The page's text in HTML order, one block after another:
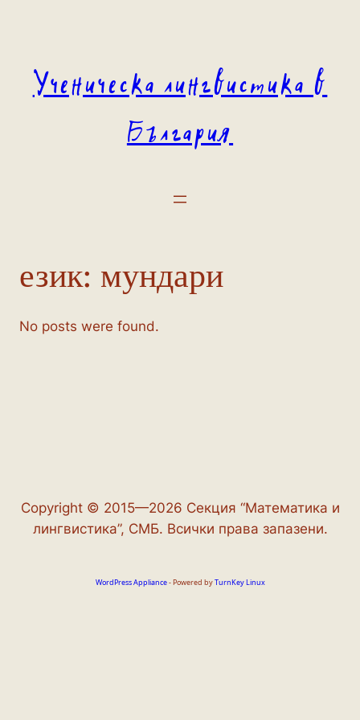
Ученическа лингвистика в
България
език: мундари
No posts were found.
Copyright © 2015—2026 Секция “Математика и
лингвистика”, СМБ. Всички права запазени.
WordPress Appliance- Powered byTurnKey Linux